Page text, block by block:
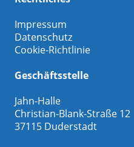
Impressum
Datenschutz
Cookie-Richtlinie
Geschäftsstelle
Jahn-Halle
Christian-Blank-Straße 12
37115 Duderstadt